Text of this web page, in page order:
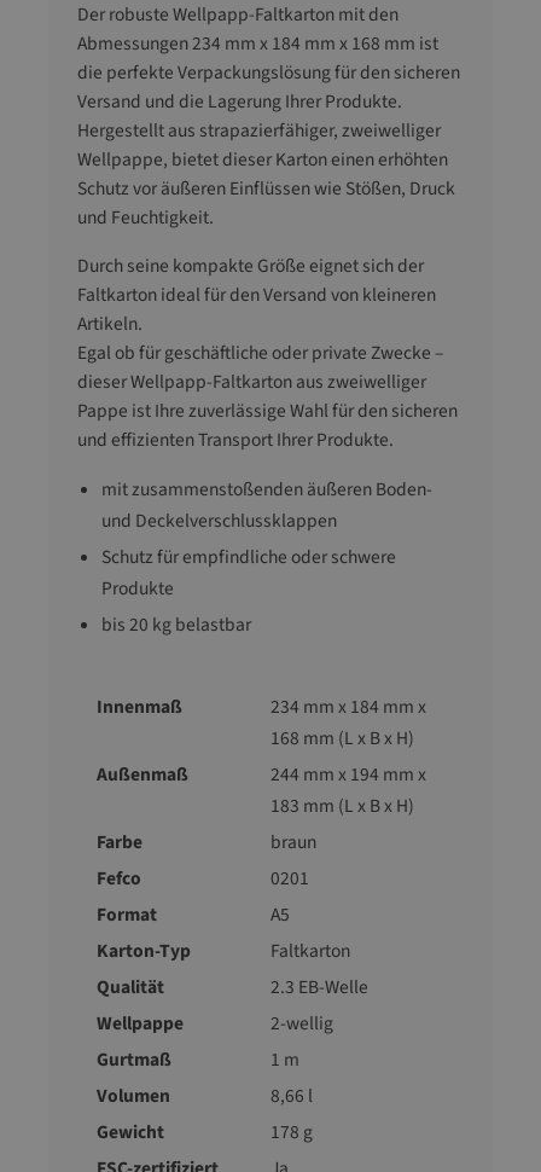
Der robuste Wellpapp-Faltkarton mit den
Abmessungen 234 mm x 184 mm x 168 mm ist
die perfekte Verpackungslösung für den sicheren
Versand und die Lagerung Ihrer Produkte.
Hergestellt aus strapazierfähiger, zweiwelliger
Wellpappe, bietet dieser Karton einen erhöhten
Schutz vor äußeren Einflüssen wie Stößen, Druck
und Feuchtigkeit.
Durch seine kompakte Größe eignet sich der
Faltkarton ideal für den Versand von kleineren
Artikeln.
Egal ob für geschäftliche oder private Zwecke –
dieser Wellpapp-Faltkarton aus zweiwelliger
Pappe ist Ihre zuverlässige Wahl für den sicheren
und effizienten Transport Ihrer Produkte.
mit zusammenstoßenden äußeren Boden-
und Deckelverschlussklappen
Schutz für empfindliche oder schwere
Produkte
bis 20 kg belastbar
Innenmaß
234 mm x 184 mm x
168 mm (L x B x H)
Außenmaß
244 mm x 194 mm x
183 mm (L x B x H)
Farbe
braun
Fefco
0201
Format
A5
Karton-Typ
Faltkarton
Qualität
2.3 EB-Welle
Wellpappe
2-wellig
Gurtmaß
1 m
Volumen
8,66 l
Gewicht
178 g